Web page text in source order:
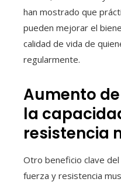
han mostrado que
pueden mejorar el
calidad de vida de
regularmente.
Aumento
la
resistencia
Otro beneficio clave
fuerza y resistencia